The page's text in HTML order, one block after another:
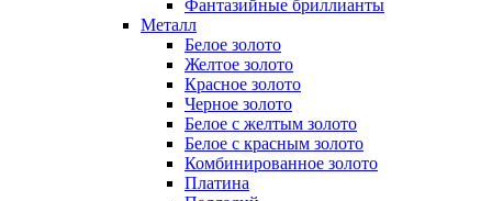
Фантазийные бриллианты
Металл
Белое золото
Желтое золото
Красное золото
Черное золото
Белое с желтым золото
Белое с красным золото
Комбинированное золото
Платина